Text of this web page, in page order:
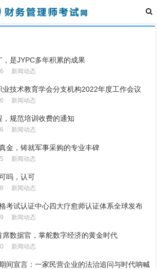
是JYPC多年积累的成果
新闻动态
业技术教育学会分支机构2022年度工作会议
新闻动态
，规范培训收费的通知
新闻动态
金，铸就军事采购的专业丰碑
新闻动态
吗，认可
新闻动态
考试认证中心四大疗愈师认证体系全球发布
新闻动态
席数据官，掌舵数字经济的黄金时代
新闻动态
间宣言：一家民营企业的法治追问与时代呐喊